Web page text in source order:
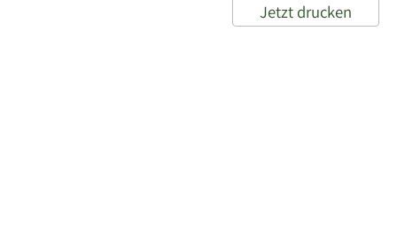
Jetzt drucken